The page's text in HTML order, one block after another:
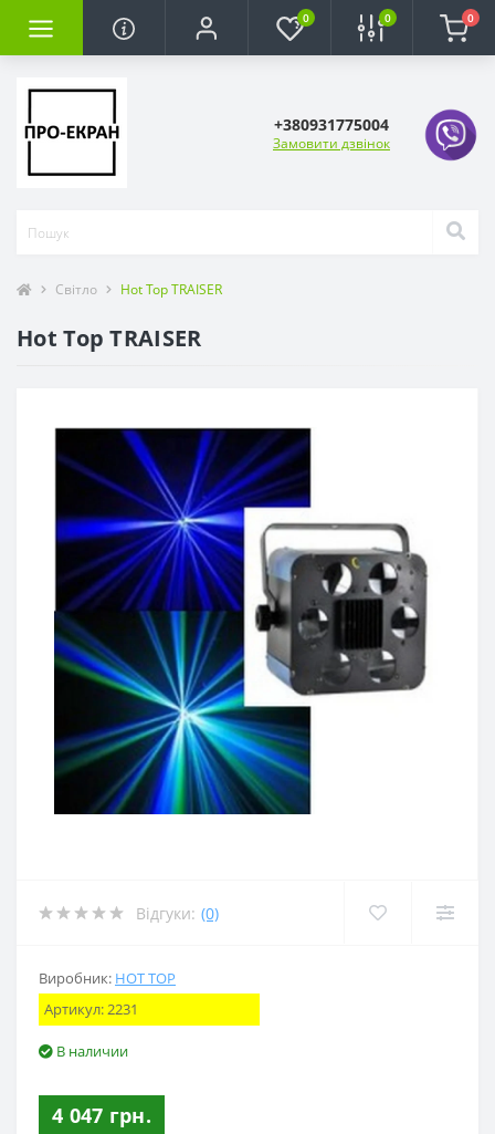
0 0 0
+380931775004
Замовити дзвінок
Світло Hot Top TRAISER
Hot Top TRAISER
Відгуки: (0)
Виробник: HOT TOP
Артикул:2231
В наличии
4 047 грн.